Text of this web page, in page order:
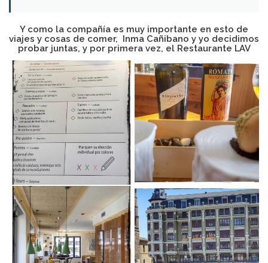
Y como la compañía es muy importante en esto de
viajes y cosas de comer, Inma Cañibano y yo decidimos
probar juntas, y por primera vez, el Restaurante LAV